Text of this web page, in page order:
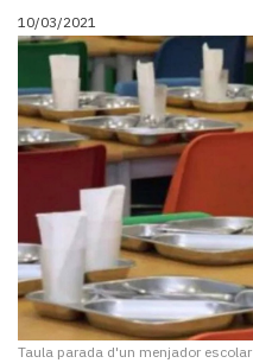
10/03/2021
Taula parada d'un menjador escolar